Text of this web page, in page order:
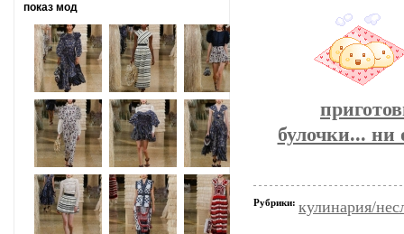
показ мод
булочки... ни
Рубрики: кулинария/